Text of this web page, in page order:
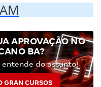
APROVAÇÃO NO
BA?
do assunto!
GRAN CURSOS